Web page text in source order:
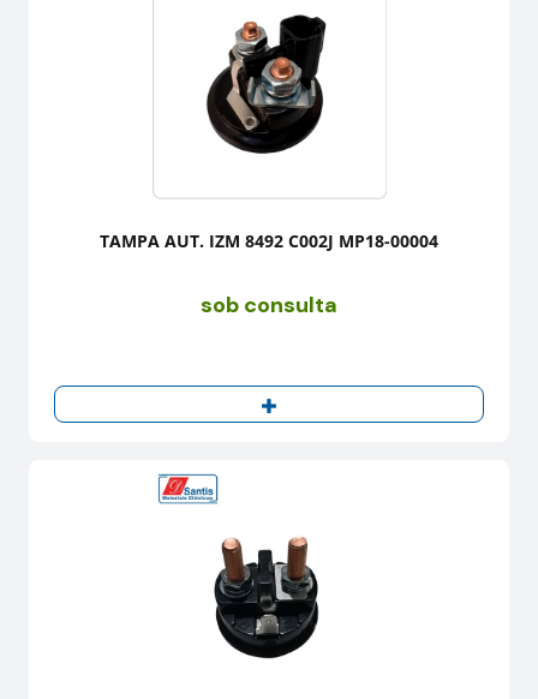
TAMPA AUT. IZM 8492 C002J MP18-00004
sob consulta